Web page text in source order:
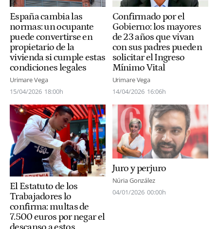
España cambia las
normas: un ocupante
puede convertirse en
propietario de la
vivienda si cumple estas
condiciones legales
Urimare Vega
15/04/2026 18:00h
Confirmado por el
Gobierno: los mayores
de 23 años que vivan
con sus padres pueden
solicitar el Ingreso
Mínimo Vital
Urimare Vega
14/04/2026 16:06h
El Estatuto de los
Trabajadores lo
confirma: multas de
7.500 euros por negar el
Juro y perjuro
Núria González
04/01/2026 00:00h